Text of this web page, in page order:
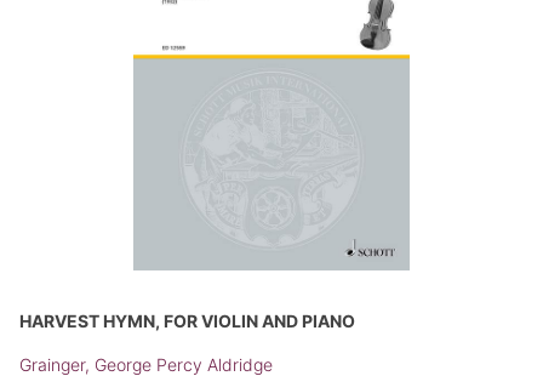
HARVEST HYMN, FOR VIOLIN AND PIANO
Grainger, George Percy Aldridge